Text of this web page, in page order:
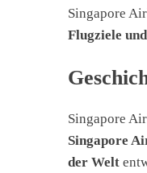
Singapore
Flugziele
Singapore
Singapore
der Welt